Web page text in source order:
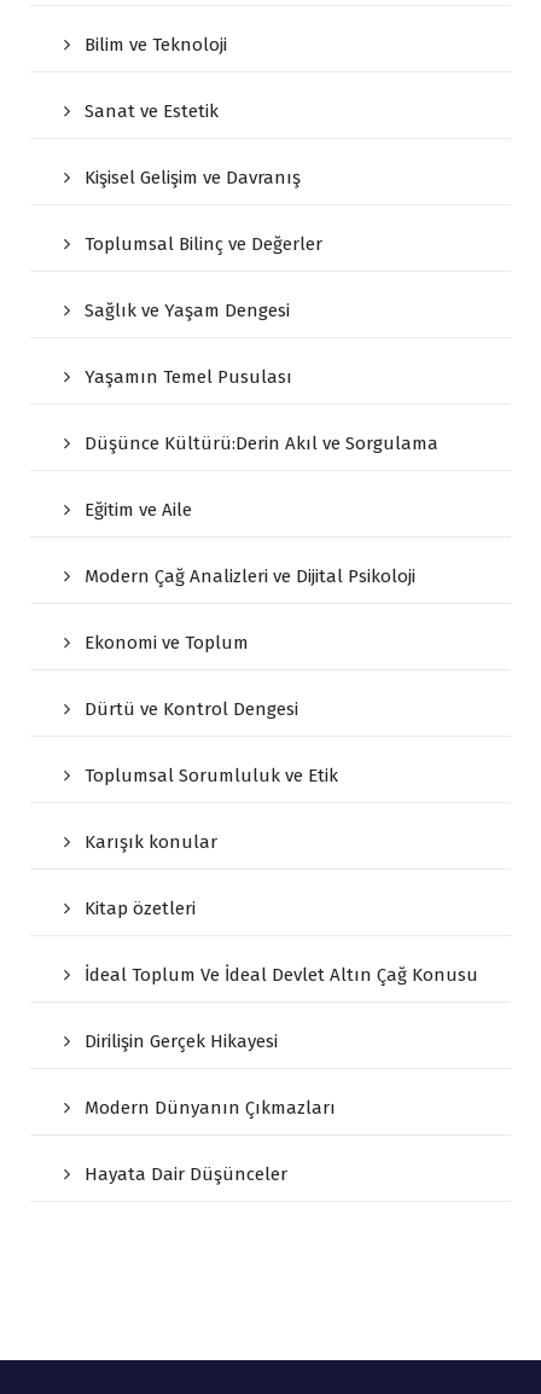
Bilim ve Teknoloji
Sanat ve Estetik
Kişisel Gelişim ve Davranış
Toplumsal Bilinç ve Değerler
Sağlık ve Yaşam Dengesi
Yaşamın Temel Pusulası
Düşünce Kültürü:Derin Akıl ve Sorgulama
Eğitim ve Aile
Modern Çağ Analizleri ve Dijital Psikoloji
Ekonomi ve Toplum
Dürtü ve Kontrol Dengesi
Toplumsal Sorumluluk ve Etik
Karışık konular
Kitap özetleri
İdeal Toplum Ve İdeal Devlet Altın Çağ Konusu
Dirilişin Gerçek Hikayesi
Modern Dünyanın Çıkmazları
Hayata Dair Düşünceler